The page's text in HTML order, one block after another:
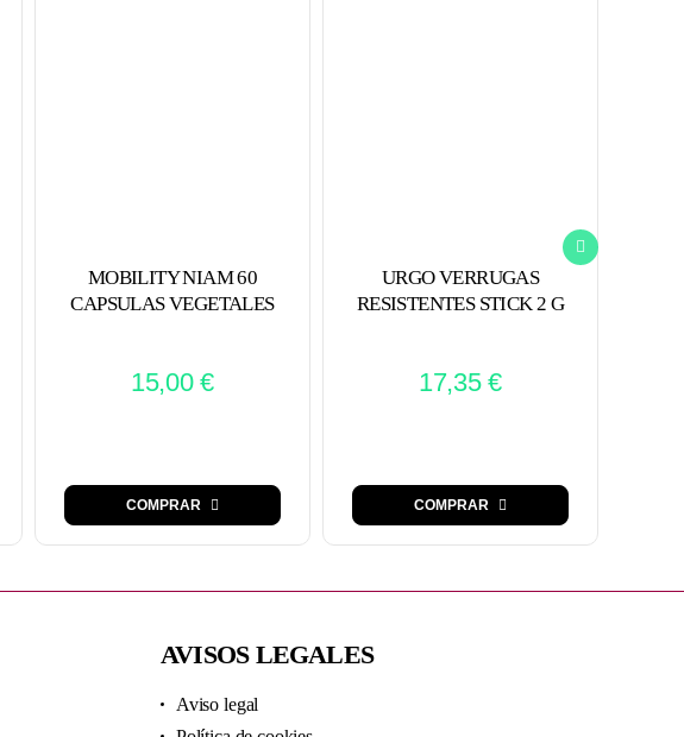
MOBILITY NIAM 60
CAPSULAS VEGETALES
15,00€
COMPRAR
URGO VERRUGAS
RESISTENTES STICK 2 G
17,35€
COMPRAR
AVISOS LEGALES
Aviso legal